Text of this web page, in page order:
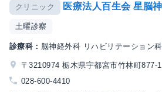
クリニック 医療法人百生会 星脳
土曜診察
診療科： 脳神経外科 リハビリテーション
〒3210974 栃木県宇都宮市竹林町877-1
028-600-4410